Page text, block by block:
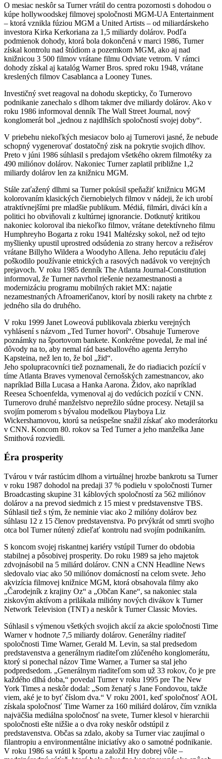
O mesiac neskôr sa Turner vrátil do centra pozornosti s dohodou o
kúpe hollywoodskej filmovej spoločnosti MGM-UA Entertainment
– ​​ktorá vznikla fúziou MGM a United Artists – od miliardárskeho
investora Kirka Kerkoriana za 1,5 miliardy dolárov. Podľa
podmienok dohody, ktorá bola dokončená v marci 1986, Turner
získal kontrolu nad štúdiom a pozemkom MGM, ako aj nad
knižnicou 3 500 filmov vrátane filmu Odviate vetrom. V rámci
dohody získal aj katalóg Warner Bros. spred roku 1948, vrátane
kreslených filmov Casablanca a Looney Tunes.
Investičný svet reagoval na dohodu skepticky, čo Turnerovo
podnikanie zanechalo s dlhom takmer dve miliardy dolárov. Ako v
roku 1986 informoval denník The Wall Street Journal, nový
konglomerát bol „jednou z najdlhších spoločností svojej doby“.
V priebehu niekoľkých mesiacov bolo aj Turnerovi jasné, že nebude
schopný vygenerovať dostatočný zisk na pokrytie svojich dlhov.
Preto v júni 1986 súhlasil s predajom všetkého okrem filmotéky za
490 miliónov dolárov. Nakoniec Turner zaplatil približne 1,2
miliardy dolárov len za knižnicu MGM.
Stále zaťažený dlhmi sa Turner pokúsil speňažiť knižnicu MGM
kolorovaním klasických čiernobielych filmov v nádeji, že ich urobí
atraktívnejšími pre mladšie publikum. Médiá, filmári, diváci kín a
politici ho obviňovali z kultúrnej ignorancie. Dotknutý kritikou
nakoniec koloroval iba niekoľko filmov, vrátane detektívneho filmu
Humphreyho Bogarta z roku 1941 Maltézsky sokol, než od tejto
myšlienky upustil uprostred odsúdenia zo strany hercov a režisérov
vrátane Billyho Wildera a Woodyho Allena. Jeho reputáciu ďalej
poškodilo používanie etnických a rasových nadávok vo verejných
prejavoch. V roku 1985 denník The Atlanta Journal-Constitution
informoval, že Turner navrhol riešenie nezamestnanosti a
modernizáciu programu mobilných rakiet MX: najatie
nezamestnaných Afroameričanov, ktorí by nosili rakety na chrbte z
jedného sila do druhého.
V roku 1999 Janet Loweová publikovala zbierku verejných
vyhlásení s názvom „Ted Turner hovorí“. Obsahuje Turnerove
poznámky na športovom bankete. Konkrétne povedal, že mal iné
dôvody na to, aby nemal rád baseballového agenta Jerryho
Kapsteina, než len to, že bol „žid“.
Jeho spolupracovníci tiež poznamenali, že do riadiacich pozícií v
tíme Atlanta Braves vymenoval černošských zamestnancov, ako
napríklad Billa Lucasa a Hanka Aarona. Židov, ako napríklad
Reesea Schoenfelda, vymenoval aj do vedúcich pozícií v CNN.
Turnerovo druhé manželstvo neprežilo súdne procesy. Netajil sa
svojím pomerom s bývalou modelkou Playboya Liz
Wickershamovou, ktorú sa neúspešne snažil získať ako moderátorku
v CNN. Koncom 80. rokov sa Ted Turner a jeho manželka Jane
Smithová rozviedli.
Éra prosperity
Tvárou v tvár rastúcim dlhom a virtuálnej hrozbe bankrotu sa Turner
v roku 1987 dohodol na predaji 37 % podielu v spoločnosti Turner
Broadcasting skupine 31 káblových spoločností za 562 miliónov
dolárov a na prevod siedmich z 15 miest v predstavenstve TBS.
Súhlasil tiež s tým, že neminie viac ako 2 milióny dolárov bez
súhlasu 12 z 15 členov predstavenstva. Po prvýkrát od smrti svojho
otca bol Turner nútený zdieľať kontrolu nad svojím podnikaním.
S koncom svojej riskantnej kariéry vstúpil Turner do obdobia
stabilnej a pôsobivej prosperity. Do roku 1989 sa jeho majetok
zdvojnásobil na 5 miliárd dolárov. CNN a CNN Headline News
sledovalo viac ako 50 miliónov domácností na celom svete. Jeho
akvizícia filmovej knižnice MGM, ktorá obsahovala filmy ako
„Čarodejník z krajiny Oz“ a „Občan Kane“, sa nakoniec stala
ziskovým aktívom a prilákala milióny nových divákov k Turner
Network Television (TNT) a neskôr k Turner Classic Movies.
Súhlasil s výmenou všetkých svojich akcií za akcie spoločnosti Time
Warner v hodnote 7,5 miliardy dolárov. Generálny riaditeľ
spoločnosti Time Warner, Gerald M. Levin, sa stal predsedom
predstavenstva a generálnym riaditeľom zlúčeného konglomerátu,
ktorý si ponechal názov Time Warner, a Turner sa stal jeho
podpredsedom. „Generálnym riaditeľom som už 33 rokov, čo je pre
každého dlhá doba,“ povedal Turner v roku 1995 pre The New
York Times a neskôr dodal: „Som ženatý s Jane Fondovou, takže
viem, aké je to byť číslom dva.“ V roku 2001, keď spoločnosť AOL
získala spoločnosť Time Warner za 160 miliárd dolárov, čím vznikla
najväčšia mediálna spoločnosť na svete, Turner klesol v hierarchii
spoločnosti ešte nižšie a o dva roky neskôr odstúpil z
predstavenstva. Občas sa zdalo, akoby sa Turner viac zaujímal o
filantropiu a environmentálne iniciatívy ako o samotné podnikanie.
V roku 1986 sa vrátil k športu a založil Hry dobrej vôle –